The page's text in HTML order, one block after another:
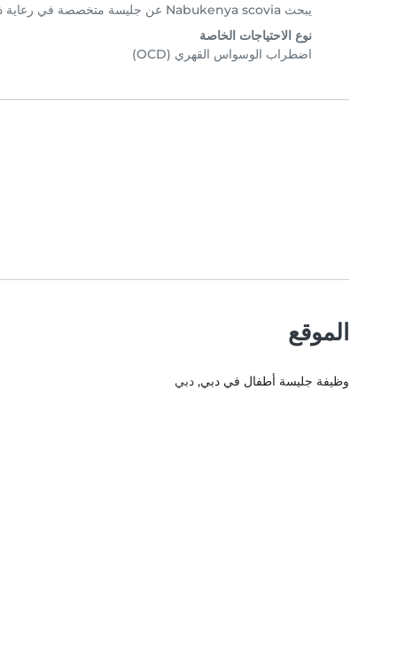
يبحث Nabukenya scovia عن جليسة متخصصة في رعاية ذوي الاحتياجات الخاصة.
نوع الاحتياجات الخاصة
اضطراب الوسواس القهري (OCD)
الموقع
وظيفة جليسة أطفال في دبي, دبي